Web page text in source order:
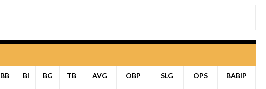
BB BI BG TB AVG OBP SLG OPS BABIP